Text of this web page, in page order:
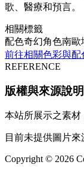
歌、醫療和預言。
相關標籤
配色奇幻角色南歐
前往相關色彩與配
REFERENCE
版權與來源說明
本站所展示之素材
目前未提供圖片來
Copyright © 2026